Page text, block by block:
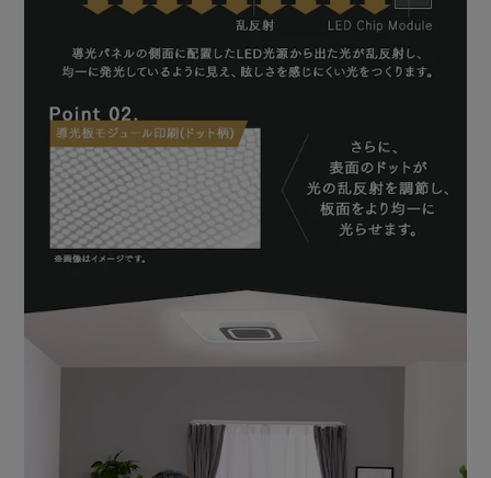
【他にも、LEDのいいところ】
長寿命役40000時間（※）／一度設置したら、約10年間交換
不要。取り換えが面倒な高所への設置もおすすめします。
虫が寄り付きにくい／LED光源は、虫が集まりやすい紫外線
領域波長をほとんど出しません。
（※寿命は光束が約70％に低下するまでの時間です。［1日
10時間使用した場合］表示は設計寿命であり、製品の寿命
を保証するものではありません。）
【リモコンで簡単操作・便利な機能】
タイマー）、常夜灯をリモコンで簡単操作。